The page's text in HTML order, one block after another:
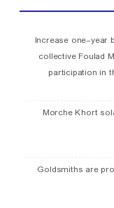
Increase one-year
collective Foulad
participation in
Morche Khort
Goldsmiths are